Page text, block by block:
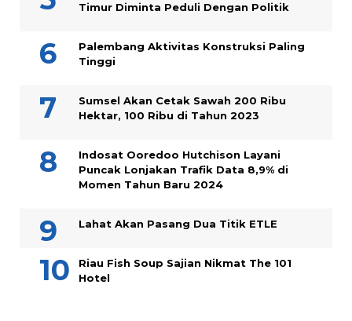
Timur Diminta Peduli Dengan Politik
Palembang Aktivitas Konstruksi Paling
Tinggi
Sumsel Akan Cetak Sawah 200 Ribu
Hektar, 100 Ribu di Tahun 2023
Indosat Ooredoo Hutchison Layani
Puncak Lonjakan Trafik Data 8,9% di
Momen Tahun Baru 2024
Lahat Akan Pasang Dua Titik ETLE
Riau Fish Soup Sajian Nikmat The 101
Hotel